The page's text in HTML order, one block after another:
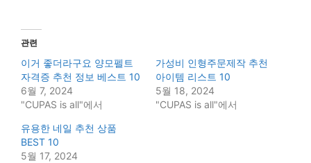
관련
이거 좋더라구요 양모펠트
자격증 추천 정보 베스트 10
6월 7, 2024
"CUPAS is all"에서
가성비 인형주문제작 추천
아이템 리스트 10
5월 18, 2024
"CUPAS is all"에서
유용한 네일 추천 상품
BEST 10
5월 17, 2024